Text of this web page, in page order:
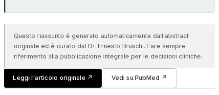
Questo riassunto è generato automaticamente dall'abstract
originale ed è curato dal Dr. Ernesto Bruschi. Fare sempre
riferimento alla pubblicazione integrale per le decisioni cliniche.
Leggi l'articolo originale ↗ Vedi su PubMed ↗